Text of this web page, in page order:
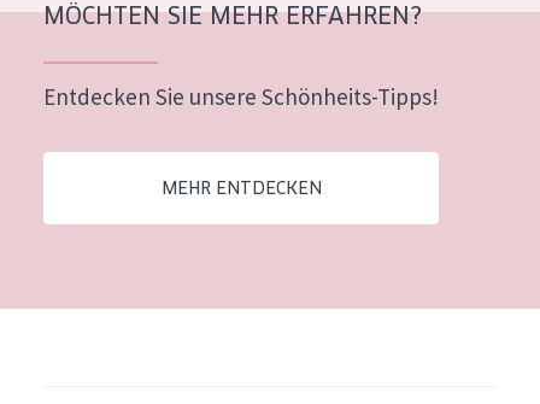
MÖCHTEN SIE MEHR ERFAHREN?
Entdecken Sie unsere Schönheits-Tipps!
MEHR ENTDECKEN